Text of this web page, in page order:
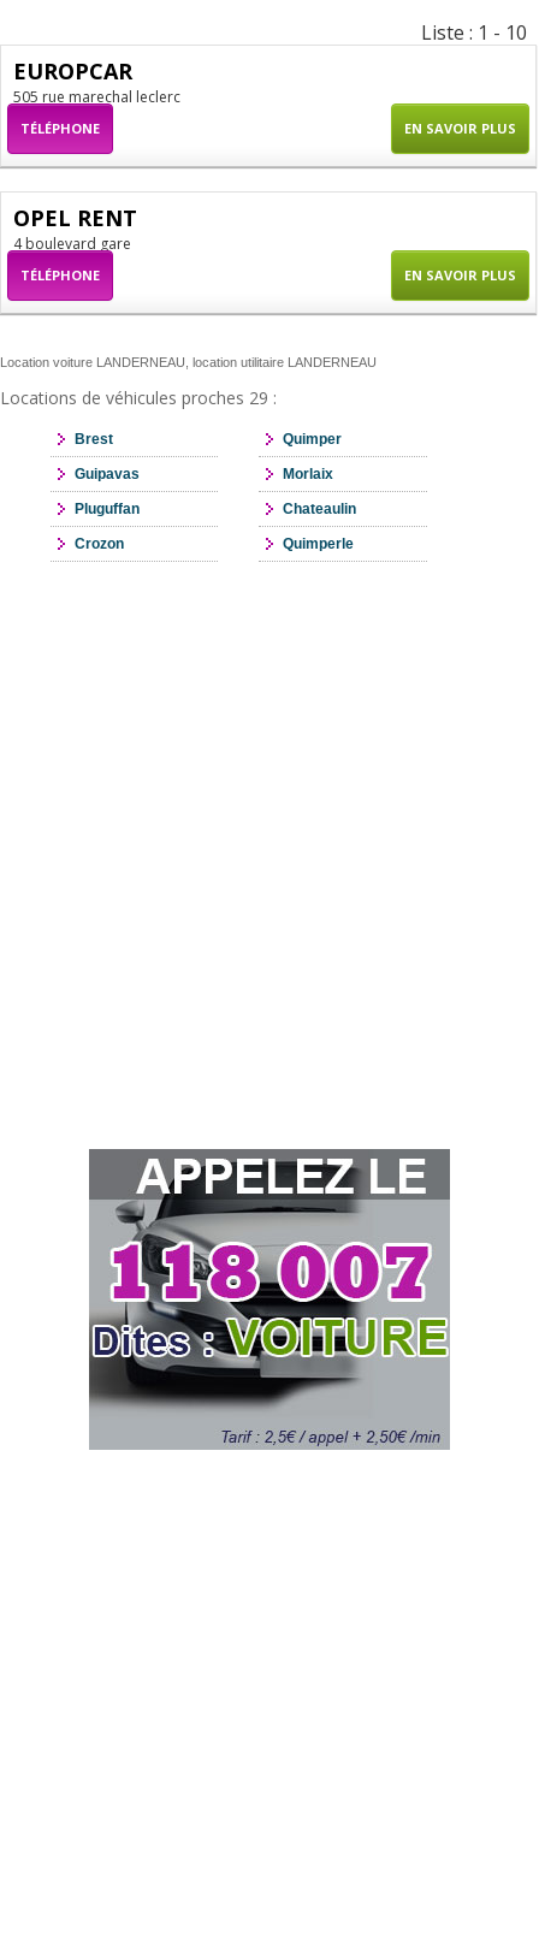
Liste : 1 - 10
EUROPCAR
505 rue marechal leclerc
TÉLÉPHONE EN SAVOIR PLUS
OPEL RENT
4 boulevard gare
TÉLÉPHONE EN SAVOIR PLUS
Location voiture LANDERNEAU, location utilitaire LANDERNEAU
Locations de véhicules proches 29 :
Brest Quimper
Guipavas Morlaix
Pluguffan Chateaulin
Crozon Quimperle